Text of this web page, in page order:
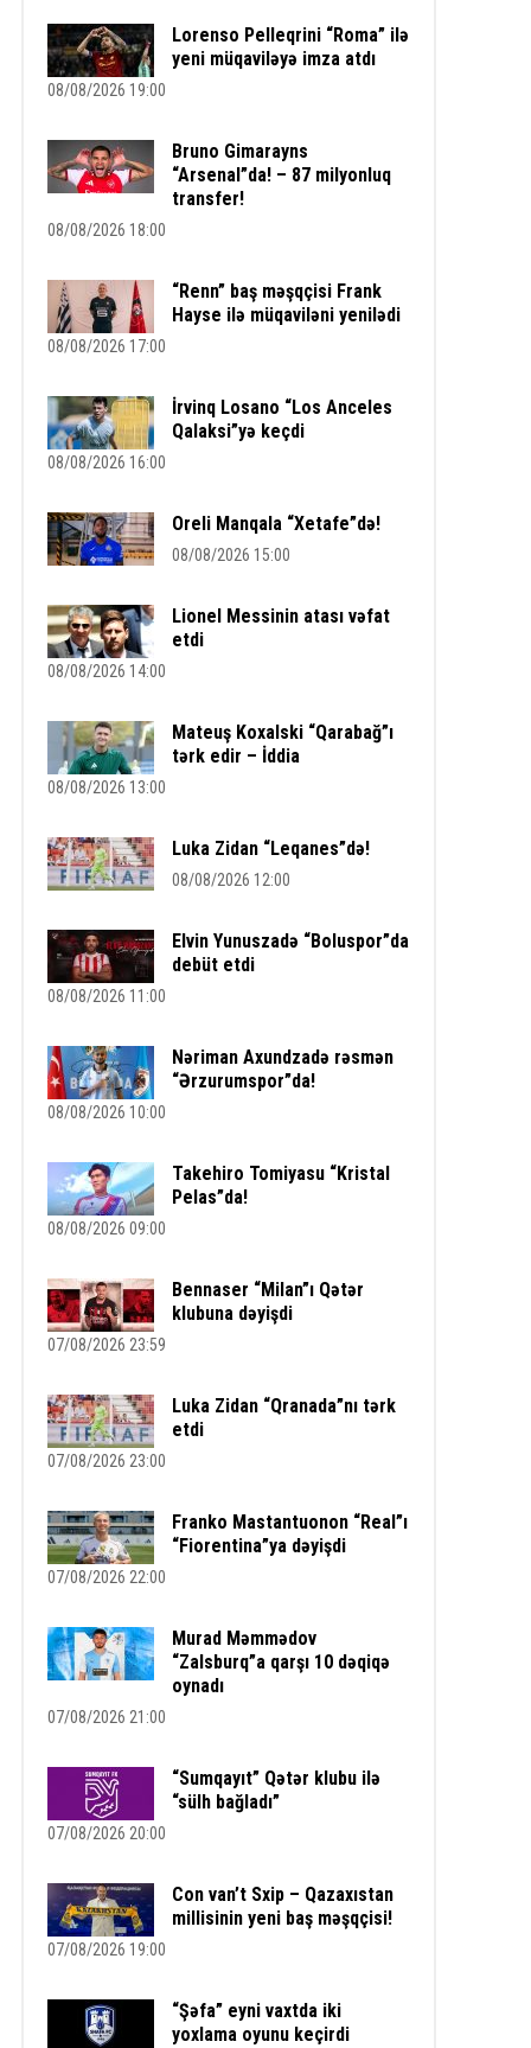
Lorenso Pelleqrini “Roma” ilə
yeni müqaviləyə imza atdı
08/08/2026 19:00
Bruno Gimarayns
“Arsenal”da! – 87 milyonluq
transfer!
08/08/2026 18:00
“Renn” baş məşqçisi Frank
Hayse ilə müqaviləni yenilədi
08/08/2026 17:00
İrvinq Losano “Los Anceles
Qalaksi”yə keçdi
08/08/2026 16:00
Oreli Manqala “Xetafe”də!
08/08/2026 15:00
Lionel Messinin atası vəfat
etdi
08/08/2026 14:00
Mateuş Koxalski “Qarabağ”ı
tərk edir – İddia
08/08/2026 13:00
Luka Zidan “Leqanes”də!
08/08/2026 12:00
Elvin Yunuszadə “Boluspor”da
debüt etdi
08/08/2026 11:00
Nəriman Axundzadə rəsmən
“Ərzurumspor”da!
08/08/2026 10:00
Takehiro Tomiyasu “Kristal
Pelas”da!
08/08/2026 09:00
Bennaser “Milan”ı Qətər
klubuna dəyişdi
07/08/2026 23:59
Luka Zidan “Qranada”nı tərk
etdi
07/08/2026 23:00
Franko Mastantuonon “Real”ı
“Fiorentina”ya dəyişdi
07/08/2026 22:00
Murad Məmmədov
“Zalsburq”a qarşı 10 dəqiqə
oynadı
07/08/2026 21:00
“Sumqayıt” Qətər klubu ilə
“sülh bağladı”
07/08/2026 20:00
Con van’t Sxip – Qazaxıstan
millisinin yeni baş məşqçisi!
07/08/2026 19:00
“Şəfa” eyni vaxtda iki
yoxlama oyunu keçirdi